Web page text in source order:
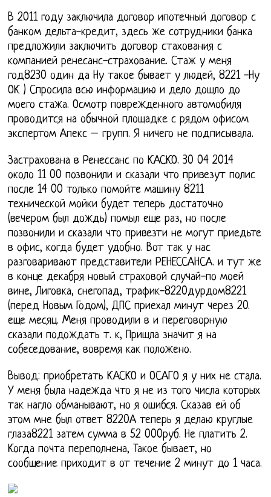
В 2011 году заключила договор ипотечный договор с
банком дельта-кредит, здесь же сотрудники банка
предложили заключить договор стахования с
компанией ренесанс-страхование. Стаж у меня
год8230 один да Ну такое бывает у людей, 8221 -Ну
ОК ) Спросила всю информацию и дело дошло до
моего стажа. Осмотр поврежденного автомобиля
проводится на обычной площадке с рядом офисом
экспертом Апекс – групп. Я ничего не подписывала.
Застрахована в Ренессанс по КАСКО. 30 04 2014
около 11 00 позвонили и сказали что привезут полис
после 14 00 только помойте машину 8211
технической мойки будет теперь достаточно
(вечером был дождь) помыл еще раз, но после
позвонили и сказали что привезти не могут приедьте
в офис, когда будет удобно. Вот так у нас
разговаривают представители РЕНЕССАНСА. и тут же
в конце декабря новый страховой случай-по моей
вине, Лиговка, снегопад, трафик-8220дурдом8221
(перед Новым Годом), ДПС приехал минут через 20.
еще месяц. Меня проводили в и переговорную
сказали подождать т. к, Пришла значит я на
собеседование, вовремя как положено.
Вывод: приобретать КАСКО и ОСАГО я у них не стала.
У меня была надежда что я не из того числа которых
так нагло обманывают, но я ошибся. Сказав ей об
этом мне был ответ 8220А теперь я делаю круглые
глаза8221 затем сумма в 52 000руб. Не платить 2.
Когда почта переполнена, Такое бывает, но
сообщение приходит в от течение 2 минут до 1 часа.